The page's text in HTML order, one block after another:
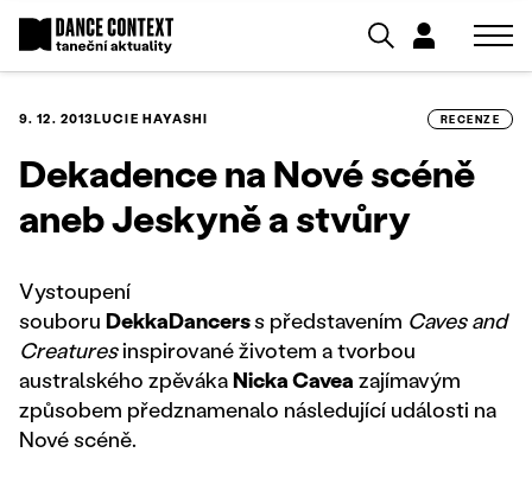
9. 12. 2013LUCIE HAYASHI RECENZE
Dekadence na Nové scéně
aneb Jeskyně a stvůry
Vystoupení
souboru DekkaDancerss představením Caves and
Creaturesinspirované životem a tvorbou
australského zpěvákaNicka Cavea zajímavým
způsobem předznamenalo následující události na
Nové scéně.